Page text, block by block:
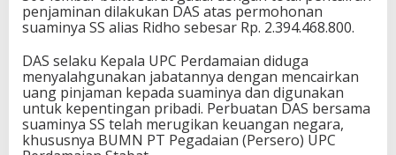
penjaminan dilakukan DAS atas permohonan
suaminya SS alias Ridho sebesar Rp. 2.394.468.800.
DAS selaku Kepala UPC Perdamaian diduga
menyalahgunakan jabatannya dengan mencairkan
uang pinjaman kepada suaminya dan digunakan
untuk kepentingan pribadi. Perbuatan DAS bersama
suaminya SS telah merugikan keuangan negara,
khususnya BUMN PT Pegadaian (Persero) UPC